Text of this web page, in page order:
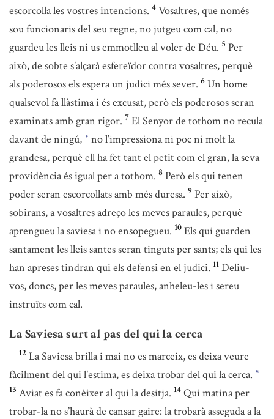
escorcolla les vostres intencions. 4 Vosaltres, que només
sou funcionaris del seu regne, no jutgeu com cal, no
guardeu les lleis ni us emmotlleu al voler de Déu. 5 Per
això, de sobte s’alçarà esfereïdor contra vosaltres, perquè
als poderosos els espera un judici més sever. 6 Un home
qualsevol fa llàstima i és excusat, però els poderosos seran
examinats amb gran rigor. 7 El Senyor de tothom no recula
davant de ningú, * no l’impressiona ni poc ni molt la
grandesa, perquè ell ha fet tant el petit com el gran, la seva
providència és igual per a tothom. 8 Però els qui tenen
poder seran escorcollats amb més duresa. 9 Per això,
sobirans, a vosaltres adreço les meves paraules, perquè
aprengueu la saviesa i no ensopegueu. 10 Els qui guarden
santament les lleis santes seran tinguts per sants; els qui les
han apreses tindran qui els defensi en el judici. 11 Deliu-
vos, doncs, per les meves paraules, anheleu-les i sereu
instruïts com cal.
La Saviesa surt al pas del qui la cerca
12 La Saviesa brilla i mai no es marceix, es deixa veure
fàcilment del qui l’estima, es deixa trobar del qui la cerca. *
13 Aviat es fa conèixer al qui la desitja. 14 Qui matina per
trobar-la no s’haurà de cansar gaire: la trobarà asseguda a la